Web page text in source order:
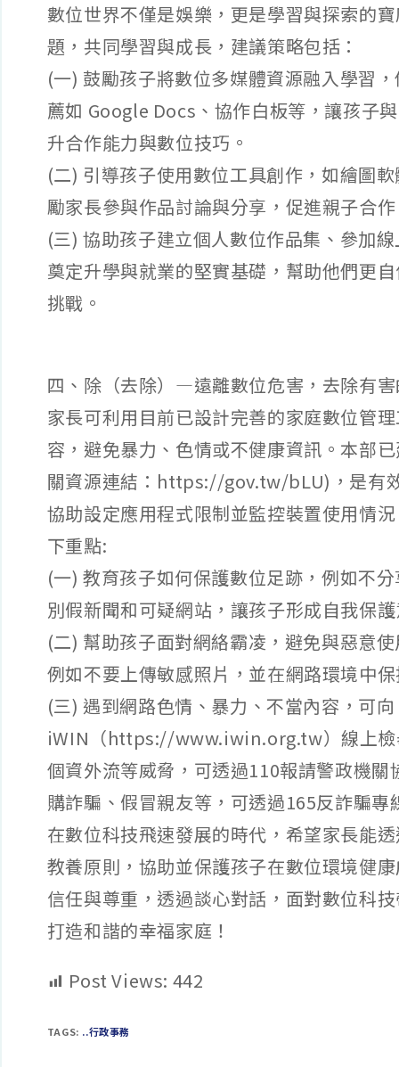
數位世界不僅是娛樂，更是學習與探索的
題，共同學習與成長，建議策略包括：
(一) 鼓勵孩子將數位多媒體資源融入學習
薦如 Google Docs、協作白板等，讓孩子
升合作能力與數位技巧。
(二) 引導孩子使用數位工具創作，如繪圖
勵家長參與作品討論與分享，促進親子合作
(三) 協助孩子建立個人數位作品集、參加
奠定升學與就業的堅實基礎，幫助他們更
挑戰。
四、除（去除）—遠離數位危害，去除有害
家長可利用目前已設計完善的家庭數位管
容，避免暴力、色情或不健康資訊。本部
關資源連結：https://gov.tw/bLU)，是有
協助設定應用程式限制並監控裝置使用情
下重點:
(一) 教育孩子如何保護數位足跡，例如不
別假新聞和可疑網站，讓孩子形成自我保護
(二) 幫助孩子面對網絡霸凌，避免與惡意
例如不要上傳敏感照片，並在網路環境中保
(三) 遇到網路色情、暴力、不當內容，可向
iWIN（https://www.iwin.org.tw）線上檢
個資外流等威脅，可透過110報請警政機
購詐騙、假冒親友等，可透過165反詐騙專
在數位科技飛速發展的時代，希望家長能
教養原則，協助並保護孩子在數位環境健
信任與尊重，透過談心對話，面對數位科
打造和諧的幸福家庭！
Post Views: 442
TAGS: ..行政事務